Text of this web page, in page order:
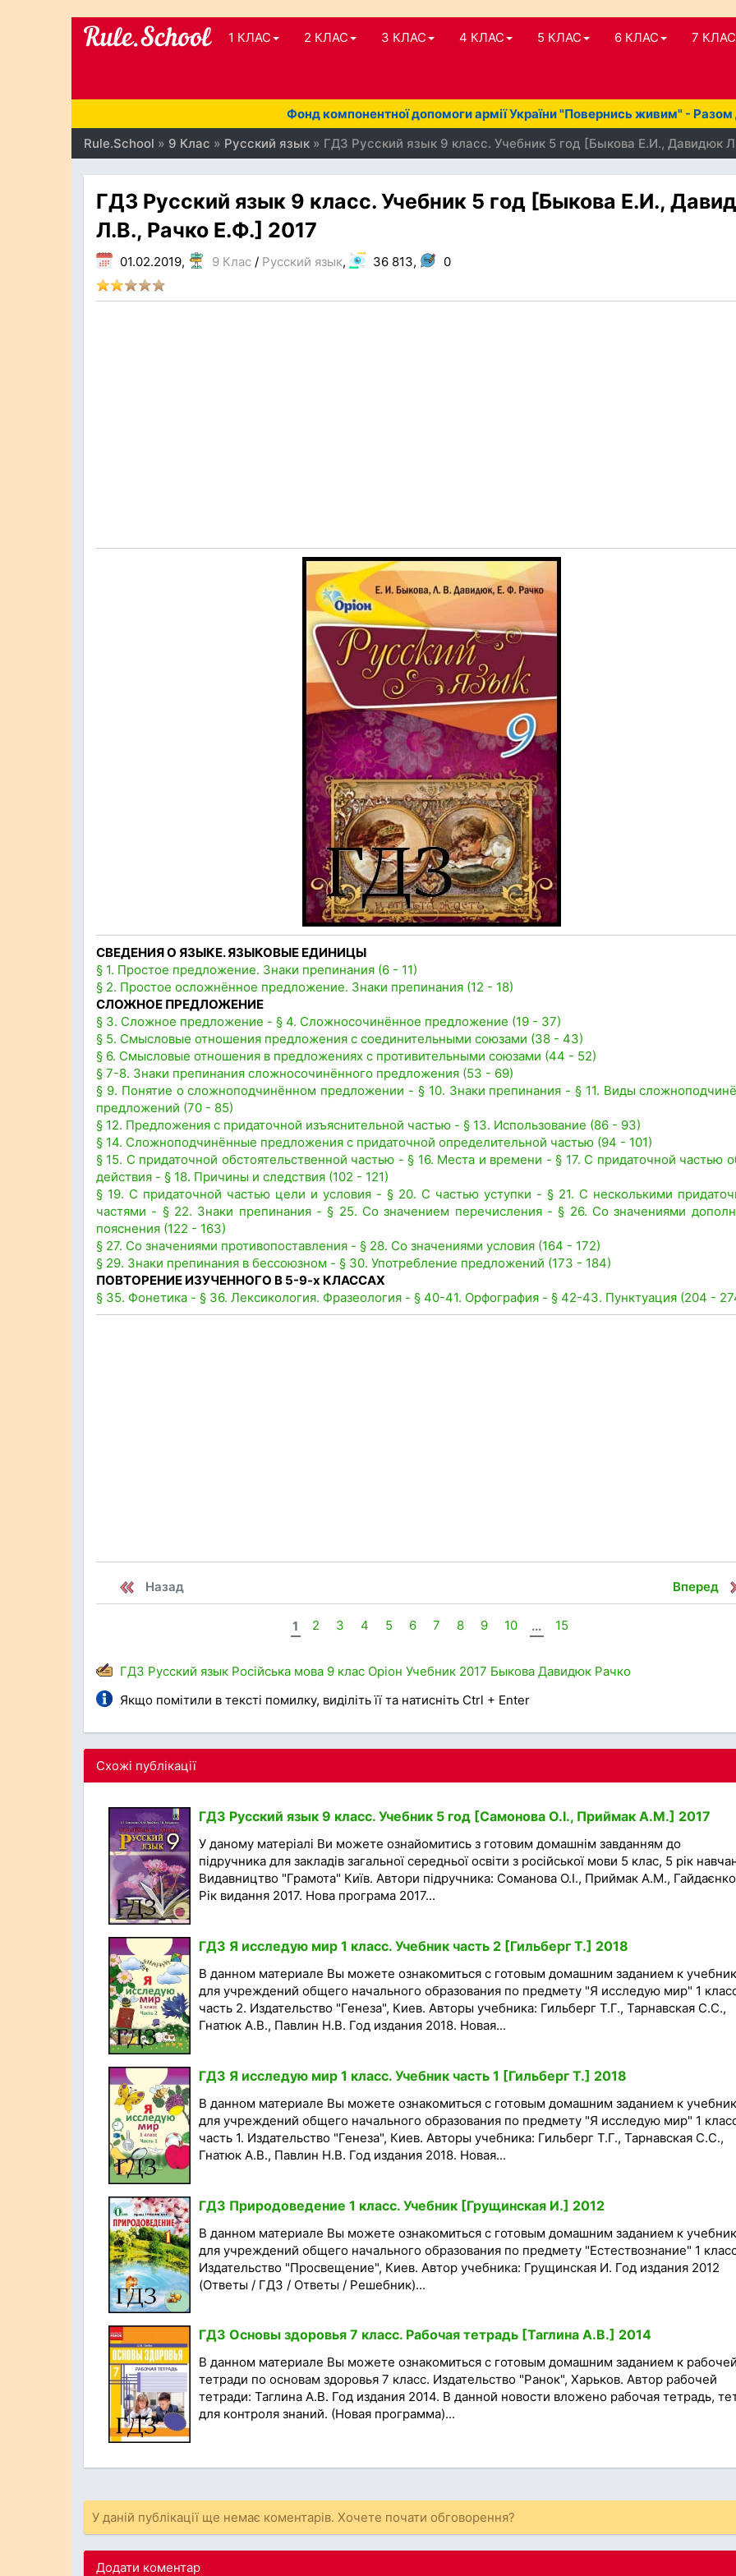
1 КЛАС 2 КЛАС 3 КЛАС 4 КЛАС 5 КЛАС 6 КЛАС 7 КЛАС
Фонд компонентної допомоги армії України "Повернись живим" -
Rule.School » 9 Клас » Руcский язык » ГДЗ Русский язык 9 класс. Учебник 5 год [Быкова Е.И., Давидюк
ГДЗ Русский язык 9 класс. Учебник 5 год [Быкова Е.И.,
Л.В., Рачко Е.Ф.] 2017
01.02.2019, 9 Клас / Руcский язык, 36 813, 0
СВЕДЕНИЯ О ЯЗЫКЕ. ЯЗЫКОВЫЕ ЕДИНИЦЫ
§ 1. Простое предложение. Знаки препинания (6 - 11)
§ 2. Простое осложнённое предложение. Знаки препинания (12 - 18)
СЛОЖНОЕ ПРЕДЛОЖЕНИЕ
§ 3. Сложное предложение - § 4. Сложносочинённое предложение (19 - 37)
§ 5. Смысловые отношения предложения с соединительными союзами (38 - 43)
§ 6. Смысловые отношения в предложениях с противительными союзами (44 - 52)
§ 7-8. Знаки препинания сложносочинённого предложения (53 - 69)
§ 9. Понятие о сложноподчинённом предложении - § 10. Знаки препинания - § 11. Виды
предложений (70 - 85)
§ 12. Предложения с придаточной изъяснительной частью - § 13. Использование (86 - 93)
§ 14. Сложноподчинённые предложения с придаточной определительной частью (94 - 101)
§ 15. С придаточной обстоятельственной частью - § 16. Места и времени - § 17. С придаточной частью
действия - § 18. Причины и следствия (102 - 121)
§ 19. С придаточной частью цели и условия - § 20. С частью уступки - § 21. С несколькими
частями - § 22. Знаки препинания - § 25. Со значением перечисления - § 26. Со значениями
пояснения (122 - 163)
§ 27. Со значениями противопоставления - § 28. Со значениями условия (164 - 172)
§ 29. Знаки препинания в бессоюзном - § 30. Употребление предложений (173 - 184)
ПОВТОРЕНИЕ ИЗУЧЕННОГО В 5-9-х КЛАССАХ
§ 35. Фонетика - § 36. Лексикология. Фразеология - § 40-41. Орфография - § 42-43. Пунктуация (204 -
Назад Вперед
1 2 3 4 5 6 7 8 9 10 ... 15
ГДЗ Русский язык Російська мова 9 клас Оріон Учебник 2017 Быкова Давидюк Рачко
Якщо помітили в тексті помилку, виділіть її та натисніть Ctrl + Enter
Схожі публікації
ГДЗ Русский язык 9 класс. Учебник 5 год [Самонова О.І., Приймак А.М.] 2017
У даному матеріалі Ви можете ознайомитись з готовим домашнім завданням до
підручника для закладів загальної середньої освіти з російської мови 5 клас, 5 рік
Видавництво "Грамота" Київ. Автори підручника: Соманова О.І., Приймак А.М., Гайдаєнко
Рік видання 2017. Нова програма 2017...
ГДЗ Я исследую мир 1 класс. Учебник часть 2 [Гильберг Т.] 2018
В данном материале Вы можете ознакомиться с готовым домашним заданием к
для учреждений общего начального образования по предмету "Я исследую мир" 1
часть 2. Издательство "Генеза", Киев. Авторы учебника: Гильберг Т.Г., Тарнавская С.С.,
Гнатюк А.В., Павлин Н.В. Год издания 2018. Новая...
ГДЗ Я исследую мир 1 класс. Учебник часть 1 [Гильберг Т.] 2018
В данном материале Вы можете ознакомиться с готовым домашним заданием к
для учреждений общего начального образования по предмету "Я исследую мир" 1
часть 1. Издательство "Генеза", Киев. Авторы учебника: Гильберг Т.Г., Тарнавская С.С.,
Гнатюк А.В., Павлин Н.В. Год издания 2018. Новая...
ГДЗ Природоведение 1 класс. Учебник [Грущинская И.] 2012
В данном материале Вы можете ознакомиться с готовым домашним заданием к
для учреждений общего начального образования по предмету "Естествознание" 1
Издательство "Просвещение", Киев. Автор учебника: Грущинская И. Год издания 2012
(Ответы / ГДЗ / Ответы / Решебник)...
ГДЗ Основы здоровья 7 класс. Рабочая тетрадь [Таглина А.В.] 2014
В данном материале Вы можете ознакомиться с готовым домашним заданием к рабочей
тетради по основам здоровья 7 класс. Издательство "Ранок", Харьков. Автор рабочей
тетради: Таглина А.В. Год издания 2014. В данной новости вложено рабочая тетрадь,
для контроля знаний. (Новая программа)...
У даній публікації ще немає коментарів. Хочете почати обговорення?
Додати коментар